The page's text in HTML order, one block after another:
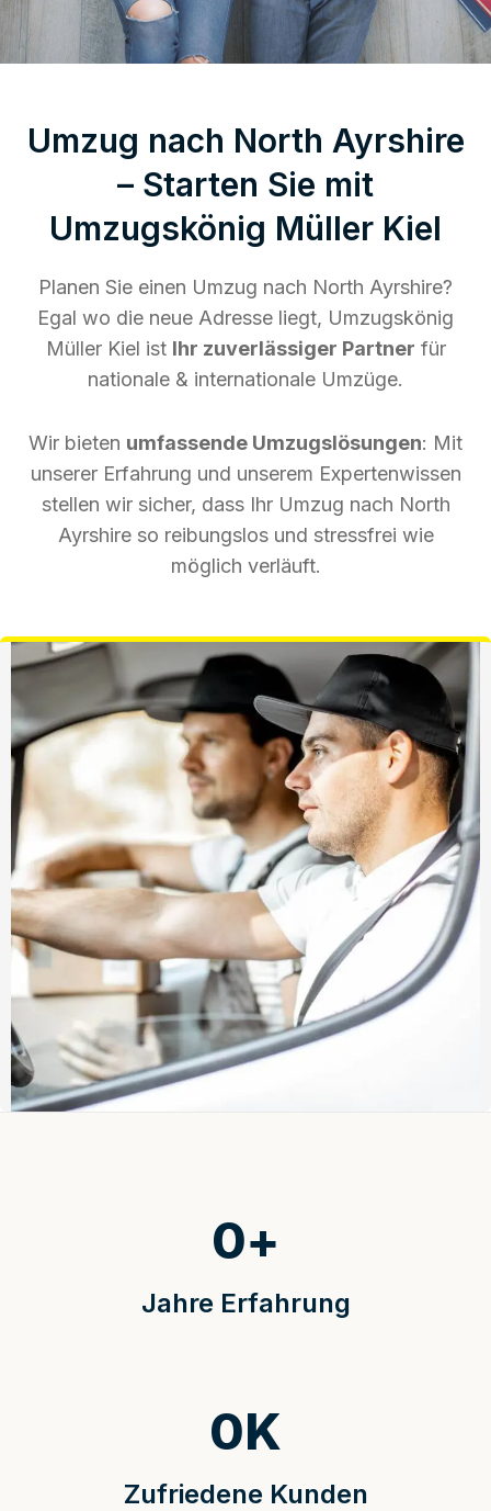
Umzug nach North Ayrshire
– Starten Sie mit
Umzugskönig Müller Kiel
Planen Sie einen Umzug nach North Ayrshire?
Egal wo die neue Adresse liegt, Umzugskönig
Müller Kiel ist Ihr zuverlässiger Partner für
nationale & internationale Umzüge.
Wir bieten umfassende Umzugslösungen: Mit
unserer Erfahrung und unserem Expertenwissen
stellen wir sicher, dass Ihr Umzug nach North
Ayrshire so reibungslos und stressfrei wie
möglich verläuft.
Jahre Erfahrung
0+
Zufriedene Kunden
0K